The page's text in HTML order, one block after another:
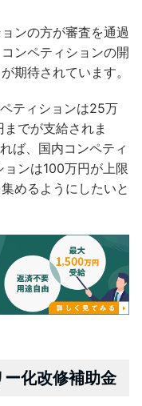
ンの方が審査を通過
ンペティションの開
期待されています。
ティションは25万
でが支給されま
ば、国内コンペティ
ンは100万円が上限
めるようにしたいと
化改修補助金